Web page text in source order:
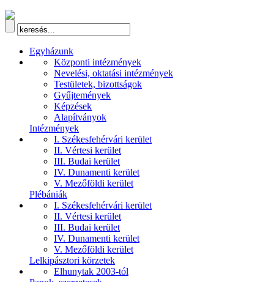
Egyházunk
Központi intézmények
Nevelési, oktatási intézmények
Testületek, bizottságok
Gyűjtemények
Képzések
Alapítványok
Intézmények
I. Székesfehérvári kerület
II. Vértesi kerület
III. Budai kerület
IV. Dunamenti kerület
V. Mezőföldi kerület
Plébániák
I. Székesfehérvári kerület
II. Vértesi kerület
III. Budai kerület
IV. Dunamenti kerület
V. Mezőföldi kerület
Lelkipásztori körzetek
Elhunytak 2003-tól